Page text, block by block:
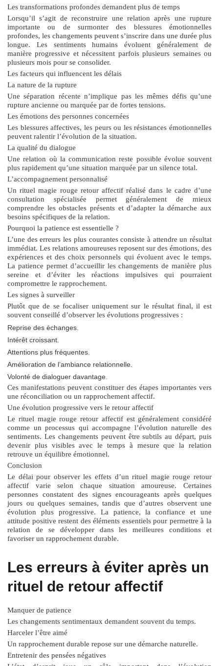
Les transformations profondes demandent plus de temps
Lorsqu’il s’agit de reconstruire une relation après une rupture
importante ou de surmonter des blessures émotionnelles
profondes, les changements peuvent s’inscrire dans une durée plus
longue. Les sentiments humains évoluent généralement de
manière progressive et nécessitent parfois plusieurs semaines ou
plusieurs mois pour se consolider.
Les facteurs qui influencent les délais
La nature de la rupture
Une séparation récente n’implique pas les mêmes défis qu’une
rupture ancienne ou marquée par de fortes tensions.
Les émotions des personnes concernées
Les blessures affectives, les peurs ou les résistances émotionnelles
peuvent ralentir l’évolution de la situation.
La qualité du dialogue
Une relation où la communication reste possible évolue souvent
plus rapidement qu’une situation marquée par un silence total.
L’accompagnement personnalisé
Unrituel magie rouge retour affectif réalisé dans le cadre d’une
consultation spécialisée permet généralement de mieux
comprendre les obstacles présents et d’adapter la démarche aux
besoins spécifiques de la relation.
Pourquoi la patience est essentielle ?
L’une des erreurs les plus courantes consiste à attendre un résultat
immédiat. Les relations amoureuses reposent sur des émotions, des
expériences et des choix personnels qui évoluent avec le temps.
La patience permet d’accueillir les changements de manière plus
sereine et d’éviter les réactions impulsives qui pourraient
compromettre le rapprochement.
Les signes à surveiller
Plutôt que de se focaliser uniquement sur le résultat final, il est
souvent conseillé d’observer les évolutions progressives :
Reprise des échanges.
Intérêt croissant.
Attentions plus fréquentes.
Amélioration de l’ambiance relationnelle.
Volonté de dialoguer davantage.
Ces manifestations peuvent constituer des étapes importantes vers
une réconciliation ou un rapprochement affectif.
Une évolution progressive vers le retour affectif
Le rituel magie rouge retour affectifest généralement considéré
comme un processus qui accompagne l’évolution naturelle des
sentiments. Les changements peuvent être subtils au départ, puis
devenir plus visibles avec le temps à mesure que la relation
retrouve un équilibre émotionnel.
Conclusion
Le délai pour observer les effets d’unrituel magie rouge retour
affectif varie selon chaque situation amoureuse. Certaines
personnes constatent des signes encourageants après quelques
jours ou quelques semaines, tandis que d’autres observent une
évolution plus progressive. La patience, la confiance et une
attitude positive restent des éléments essentiels pour permettre à la
relation de se développer dans les meilleures conditions et
favoriser un rapprochement durable.
Les erreurs à éviter après un
rituel de retour affectif
Manquer de patience
Les changements sentimentaux demandent souvent du temps.
Harceler l’être aimé
Un rapprochement durable repose sur une démarche naturelle.
Entretenir des pensées négatives